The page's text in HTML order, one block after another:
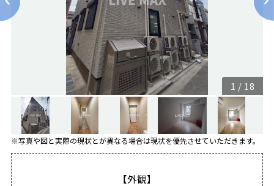
1 / 18
※写真や図と実際の現状とが異なる場合は現状を優先させていただきます。
【外観】